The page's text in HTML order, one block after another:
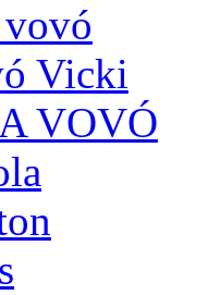
vovó
Vicki
VOVÓ